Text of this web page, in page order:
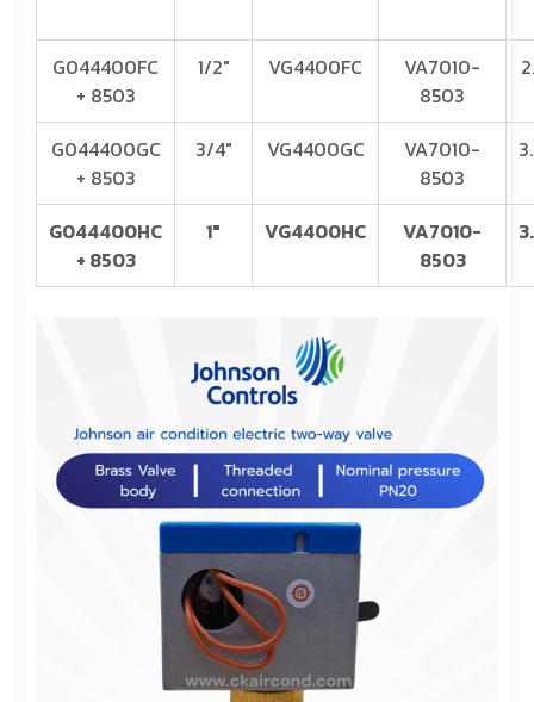
G044400FC
+ 8503
1/2″ VG4400FC
VA7010-
8503
G044400GC
+ 8503
3/4″ VG4400GC
VA7010-
8503
G044400HC
+ 8503
1″ VG4400HC
VA7010-
8503